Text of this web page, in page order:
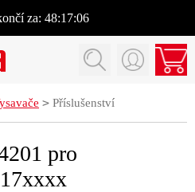
za: 48:17:06
> Příslušenství
pro